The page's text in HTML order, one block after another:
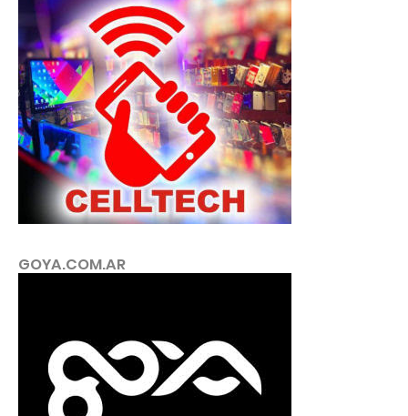
GOYA.COM.AR